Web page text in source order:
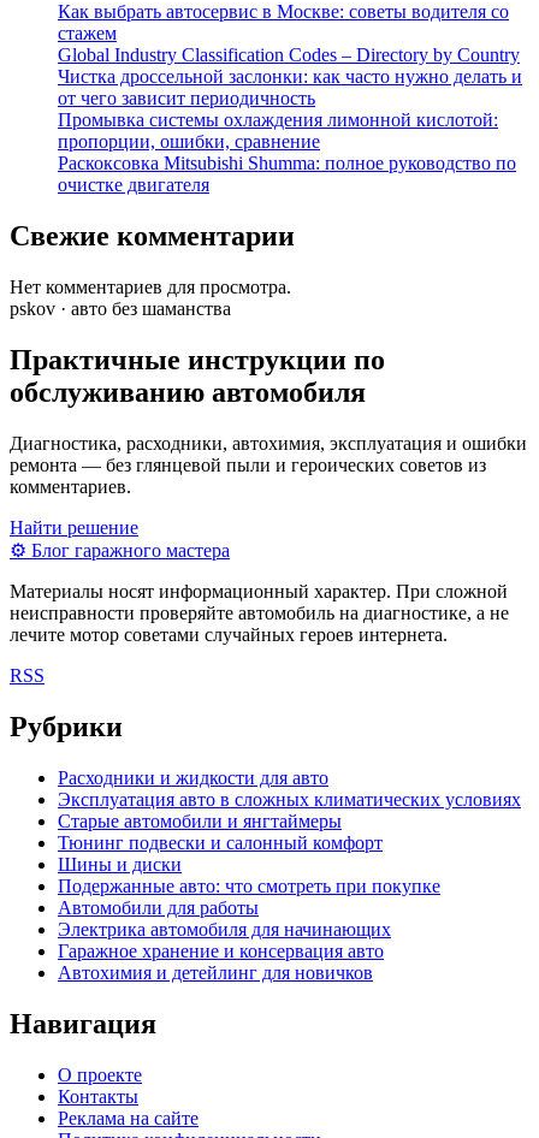
Как выбрать автосервис в Москве: советы водителя со
стажем
Global Industry Classification Codes – Directory by Country
Чистка дроссельной заслонки: как часто нужно делать и
от чего зависит периодичность
Промывка системы охлаждения лимонной кислотой:
пропорции, ошибки, сравнение
Раскоксовка Mitsubishi Shumma: полное руководство по
очистке двигателя
Свежие комментарии
Нет комментариев для просмотра.
pskov · авто без шаманства
Практичные инструкции по
обслуживанию автомобиля
Диагностика, расходники, автохимия, эксплуатация и ошибки
ремонта — без глянцевой пыли и героических советов из
комментариев.
Найти решение
⚙ Блог гаражного мастера
Материалы носят информационный характер. При сложной
неисправности проверяйте автомобиль на диагностике, а не
лечите мотор советами случайных героев интернета.
RSS
Рубрики
Расходники и жидкости для авто
Эксплуатация авто в сложных климатических условиях
Старые автомобили и янгтаймеры
Тюнинг подвески и салонный комфорт
Шины и диски
Подержанные авто: что смотреть при покупке
Автомобили для работы
Электрика автомобиля для начинающих
Гаражное хранение и консервация авто
Автохимия и детейлинг для новичков
Навигация
О проекте
Контакты
Реклама на сайте